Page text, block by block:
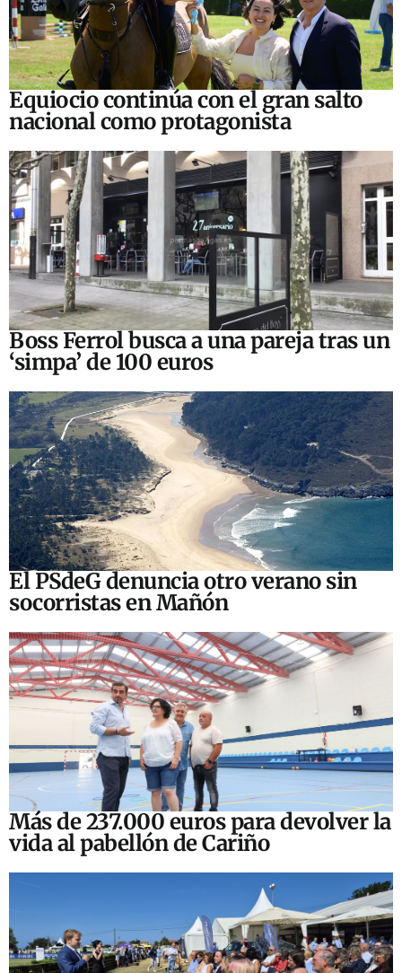
Equiocio continúa con el gran salto
nacional como protagonista
Boss Ferrol busca a una pareja tras un
‘simpa’ de 100 euros
El PSdeG denuncia otro verano sin
socorristas en Mañón
Más de 237.000 euros para devolver la
vida al pabellón de Cariño